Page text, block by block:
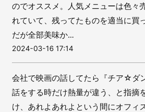
のでオススメ。人気メニューは色々
れていて、残ってたものを適当に買
だが全部美味か...
2024-03-16 17:14
会社で映画の話してたら『チア☆ダ
話をする時だけ熱量が違う、と指摘
け、あれよあれよという間にオフィ